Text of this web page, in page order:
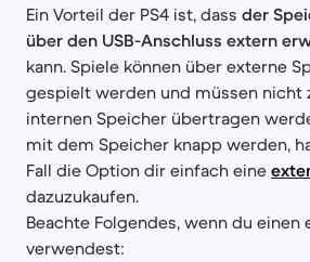
Ein Vorteil der PS4 ist, dass der
über den USB-Anschluss extern
kann. Spiele können über externe
gespielt werden und müssen nicht
internen Speicher übertragen
mit dem Speicher knapp werden,
Fall die Option dir einfach eine
dazuzukaufen.
Beachte Folgendes, wenn du einen
verwendest: